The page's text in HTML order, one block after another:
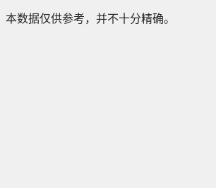
本数据仅供参考，并不十分精确。